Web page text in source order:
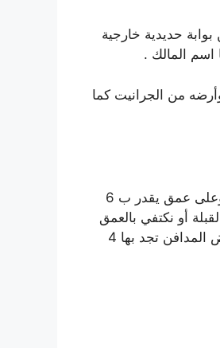
بوابة حديدية خارجية
اسم المالك .
من الجرانيت كما
من الداخل عبارة عن حفرة مستطيلة بطول حوالي 2 متر وعلى عمق يقدر ب 6
أو نكتفي بالعمق
المسموح للدفن وفي الأعلى تجد الدرج الذي يغطي مساحة اللحد بالكامل ، وفي بعض المدافن تجد بها 4